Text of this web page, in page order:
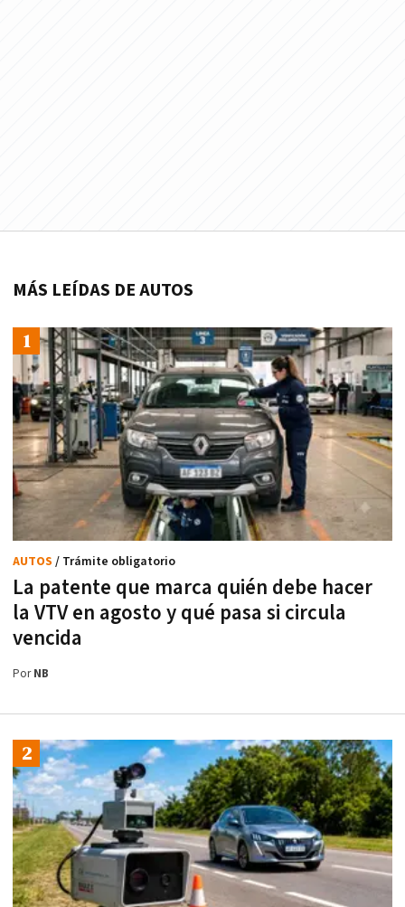
MÁS LEÍDAS DE AUTOS
La patente que marca quién debe hacer
la VTV en agosto y qué pasa si circula
vencida
AUTOS / Trámite obligatorio
PorNB